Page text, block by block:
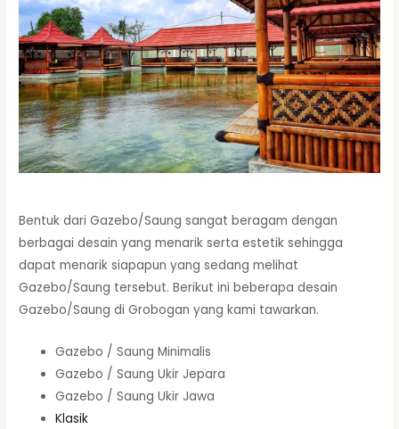
Bentuk dari Gazebo/Saung sangat beragam dengan
berbagai desain yang menarik serta estetik sehingga
dapat menarik siapapun yang sedang melihat
Gazebo/Saung tersebut. Berikut ini beberapa desain
Gazebo/Saung di Grobogan yang kami tawarkan.
Gazebo / Saung Minimalis
Gazebo / Saung Ukir Jepara
Gazebo / Saung Ukir Jawa
Klasik